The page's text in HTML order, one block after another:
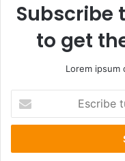
Subscribe
to get
Lorem ipsum
c
i